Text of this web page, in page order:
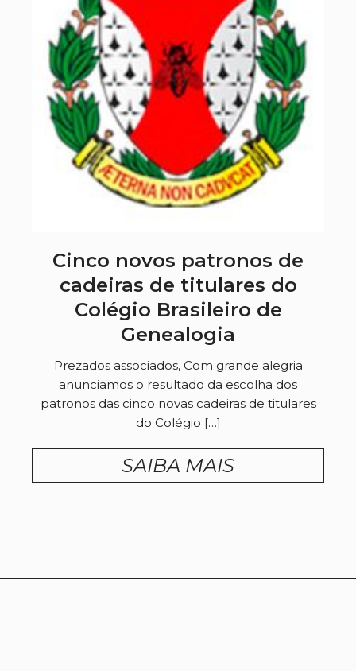
Cinco novos patronos de
cadeiras de titulares do
Colégio Brasileiro de
Genealogia
Prezados associados, Com grande alegria
anunciamos o resultado da escolha dos
patronos das cinco novas cadeiras de titulares
do Colégio […]
SAIBA MAIS